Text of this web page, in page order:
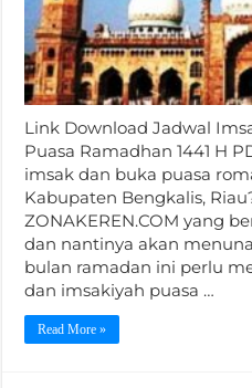
Link Download Jadwal
Puasa Ramadhan 1441 H
imsak dan buka puasa
Kabupaten Bengkalis,
ZONAKEREN.COM yang
dan nantinya akan
bulan ramadan ini perlu
dan imsakiyah puasa …
Read More »